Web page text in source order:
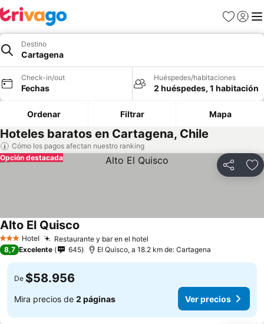
Favoritos
Iniciar
Destino
Cartagena
Check-in/out
Fechas
Huéspedes/habitaciones
2 huéspedes, 1 habitación
Ordenar Filtrar Mapa
Hoteles baratos en Cartagena, Chile
Cómo los pagos afectan nuestro ranking
Compartir
Opción destacada
3 Estrellas
Hotel Restaurante y bar en el hotel
Alto El Quisco
8,7 Excelente 645 El Quisco, a 18.2 km de: Cartagena
De $58.956
Mira precios de 2 páginas Ver precios